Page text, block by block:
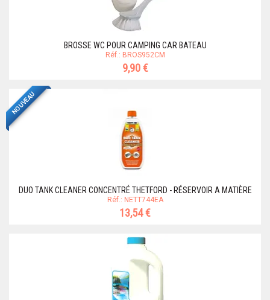
BROSSE WC POUR CAMPING CAR BATEAU
Réf.: BROS952CM
9,90 €
NOUVEAU
DUO TANK CLEANER CONCENTRÉ THETFORD - RÉSERVOIR A MATIÈRE
Réf.: NETT744EA
13,54 €